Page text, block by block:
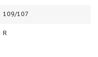
109/107
R